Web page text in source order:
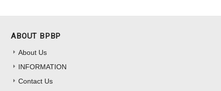
ABOUT BPBP
About Us
INFORMATION
Contact Us